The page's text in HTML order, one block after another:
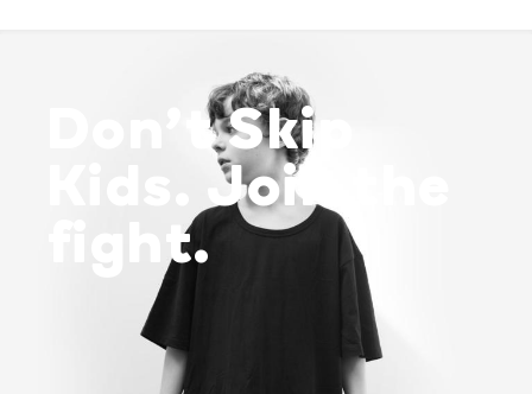
Don’t Skip
Kids. Join the
fight.